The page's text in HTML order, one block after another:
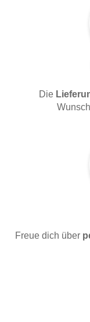
Die
Freue dich über